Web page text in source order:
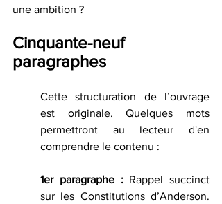
une ambition ?
Cinquante-neuf
paragraphes
Cette structuration de l’ouvrage
est originale. Quelques mots
permettront au lecteur d'en
comprendre le contenu :
1er paragraphe : Rappel succinct
sur les Constitutions d’Anderson.